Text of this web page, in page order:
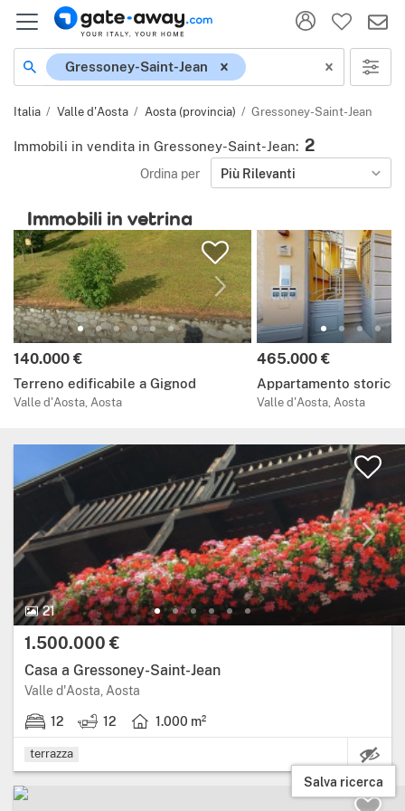
Località
Gressoney-Saint-Jean
Italia Valle d'Aosta Aosta (provincia) Gressoney-Saint-Jean
Immobili in vendita in Gressoney-Saint-Jean: 2
Ordina per Più Rilevanti
Immobili in vetrina
Prezzo:
140.000 €
Terreno edificabile a Gignod
Valle d'Aosta, Aosta
Prezzo:
465.000 €
Appartamento storico
Valle d'Aosta, Aosta
21
21 Foto.
Prezzo:
1.500.000 €
Casa a Gressoney-Saint-Jean
Valle d'Aosta, Aosta
12
12 stanze da letto.
12
12 bagni. 1.000 m²
Superficie abitabile: 1.000 metri quadrati.
terrazza
Salva ricerca